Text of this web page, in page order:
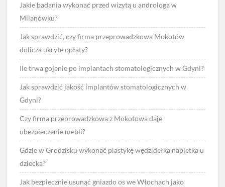
Jakie badania wykonać przed wizytą u androloga w
Milanówku?
Jak sprawdzić, czy firma przeprowadzkowa Mokotów
dolicza ukryte opłaty?
Ile trwa gojenie po implantach stomatologicznych w Gdyni?
Jak sprawdzić jakość implantów stomatologicznych w
Gdyni?
Czy firma przeprowadzkowa z Mokotowa daje
ubezpieczenie mebli?
Gdzie w Grodzisku wykonać plastykę wędzidełka napletka u
dziecka?
Jak bezpiecznie usunąć gniazdo os we Włochach jako